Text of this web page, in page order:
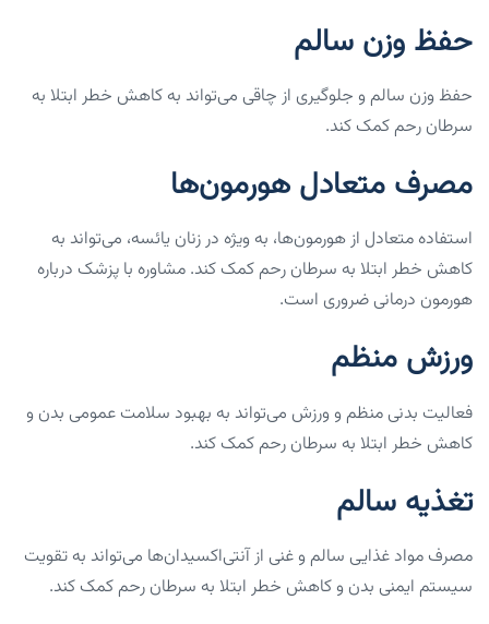
حفظ وزن سالم
حفظ وزن سالم و جلوگیری از چاقی می‌تواند به کاهش خطر ابتلا به
سرطان رحم کمک کند.
مصرف متعادل هورمون‌ها
استفاده متعادل از هورمون‌ها، به ویژه در زنان یائسه، می‌تواند به
کاهش خطر ابتلا به سرطان رحم کمک کند. مشاوره با پزشک درباره
هورمون درمانی ضروری است.
ورزش منظم
فعالیت بدنی منظم و ورزش می‌تواند به بهبود سلامت عمومی بدن و
کاهش خطر ابتلا به سرطان رحم کمک کند.
تغذیه سالم
مصرف مواد غذایی سالم و غنی از آنتی‌اکسیدان‌ها می‌تواند به تقویت
سیستم ایمنی بدن و کاهش خطر ابتلا به سرطان رحم کمک کند.